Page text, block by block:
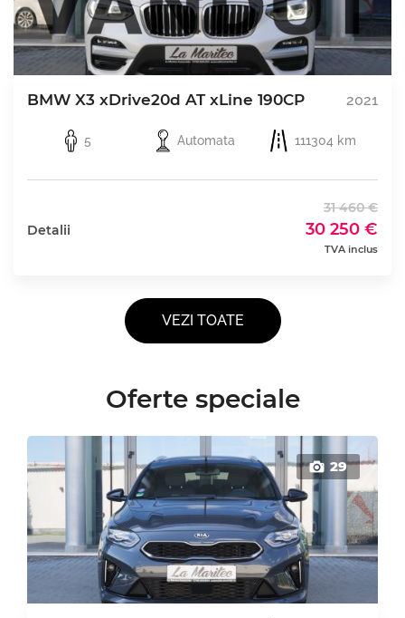
BMW X3 xDrive20d AT xLine 190CP 2021
5 Automata 111304 km
Detalii
31 460 €
30 250 €
TVA inclus
VEZI TOATE
Oferte speciale
29